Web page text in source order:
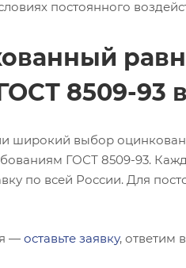
постоянного
8509-93
широкий выбор
ГОСТ 8509-93.
по всей России. Для
— оставьте заявку, ответим